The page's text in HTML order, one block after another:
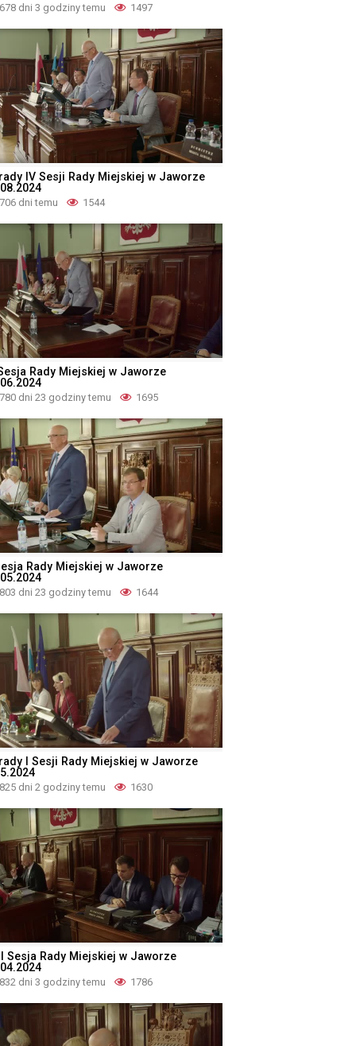
678 dni 3 godziny temu 1497
IV Sesji Rady Miejskiej w Jaworze
706 dni temu 1544
Rady Miejskiej w Jaworze
780 dni 23 godziny temu 1695
Rady Miejskiej w Jaworze
803 dni 23 godziny temu 1644
I Sesji Rady Miejskiej w Jaworze
825 dni 2 godziny temu 1630
Sesja Rady Miejskiej w Jaworze
832 dni 3 godziny temu 1786